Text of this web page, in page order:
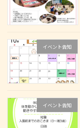
イベント告知
イベント告知